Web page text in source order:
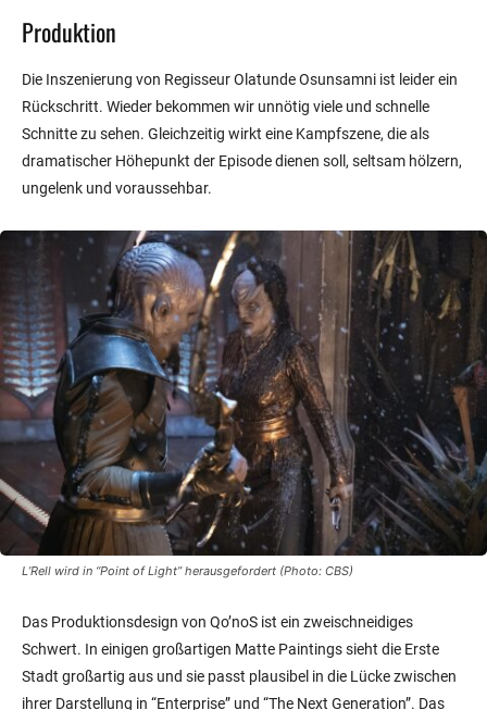
Produktion
Die Inszenierung von Regisseur Olatunde Osunsamni ist leider ein
Rückschritt. Wieder bekommen wir unnötig viele und schnelle
Schnitte zu sehen. Gleichzeitig wirkt eine Kampfszene, die als
dramatischer Höhepunkt der Episode dienen soll, seltsam hölzern,
ungelenk und voraussehbar.
L’Rell wird in “Point of Light” herausgefordert (Photo: CBS)
Das Produktionsdesign von Qo’noS ist ein zweischneidiges
Schwert. In einigen großartigen Matte Paintings sieht die Erste
Stadt großartig aus und sie passt plausibel in die Lücke zwischen
ihrer Darstellung in “Enterprise” und “The Next Generation”. Das